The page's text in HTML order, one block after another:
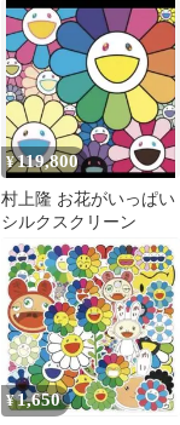
サイン入版画シルクス
クリーン額装品
¥119,800
村上隆 お花がいっぱい
シルクスクリーン
¥1,650